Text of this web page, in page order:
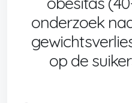
onderzoek
op de